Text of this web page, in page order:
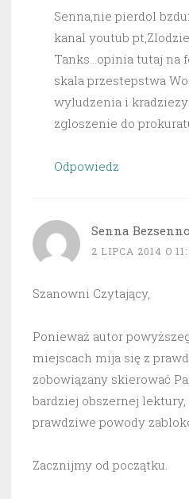
Senna,nie pierdol
kanal youtub
Tanks…opinia tutaj na
skala przestepstwa
wyludzenia i
zgloszenie do
Odpowiedz
Senna
2 LIPCA 2014 O
Szanowni Czytający,
Ponieważ autor
miejscach mija się z
zobowiązany skierować
bardziej obszernej
prawdziwe powody
Zacznijmy od początku.